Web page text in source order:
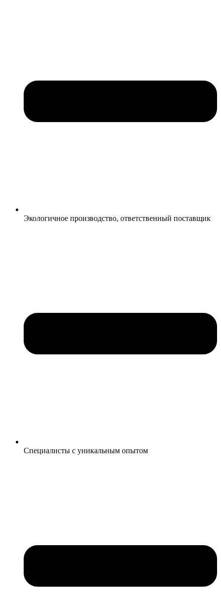
Экологичное производство, ответственный поставщик
Специалисты с уникальным опытом